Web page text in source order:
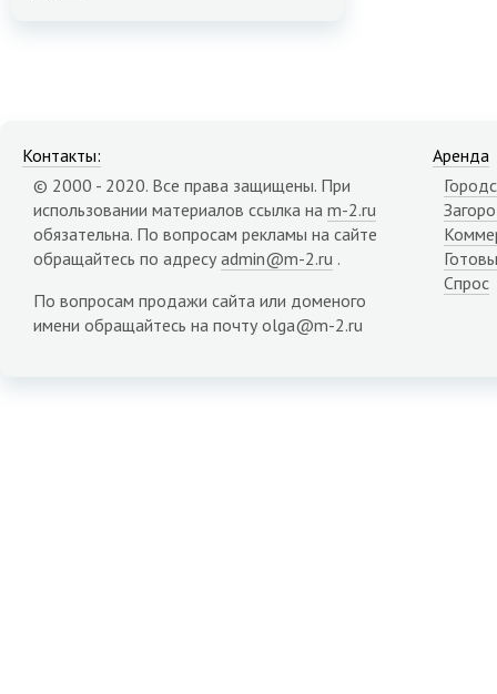
Контакты:
© 2000 - 2020. Все права защищены. При
использовании материалов ссылка на m-2.ru
обязательна. По вопросам рекламы на сайте
обращайтесь по адресу admin@m-2.ru .
По вопросам продажи сайта или доменого
имени обращайтесь на почту olga@m-2.ru
Аренда
Спрос